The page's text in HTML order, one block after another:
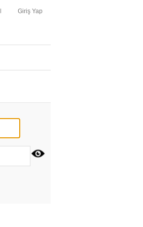
Giriş Yap